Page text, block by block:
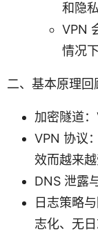
和隐
VPN
情况
二、基本原理回
加密隧道
VPN 协议
效而越来越
DNS 泄露
日志策略
志化、无